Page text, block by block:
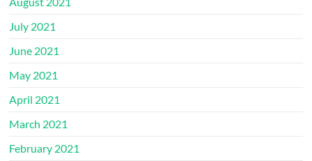
July 2021
June 2021
May 2021
April 2021
March 2021
February 2021